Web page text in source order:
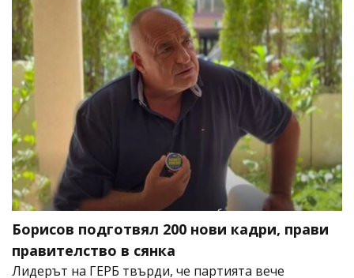
Борисов подготвял 200 нови кадри, прави
правителство в сянка
Лидерът на ГЕРБ твърди, че партията вече